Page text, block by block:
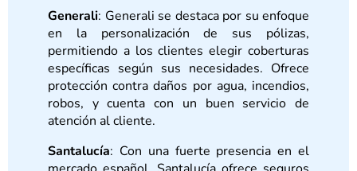
Generali: Generali se destaca por su enfoque
en la personalización de sus pólizas,
permitiendo a los clientes elegir coberturas
específicas según sus necesidades. Ofrece
protección contra daños por agua, incendios,
robos, y cuenta con un buen servicio de
atención al cliente.
Santalucía: Con una fuerte presencia en el